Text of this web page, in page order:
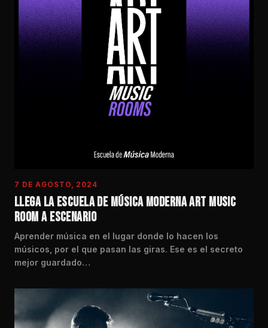
7 DE AGOSTO, 2024
LLEGA LA ESCUELA DE MÚSICA MODERNA ART MUSIC
ROOM A ESCENARIO
Aprender música en el lugar donde lo hacen los
músicos, por el que pasan las giras. Ese es el secreto
mejor guardado…